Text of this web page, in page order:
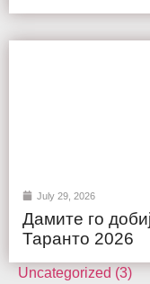
July 29, 2026
Дамите го
Таранто 2026
Uncategorized (3)